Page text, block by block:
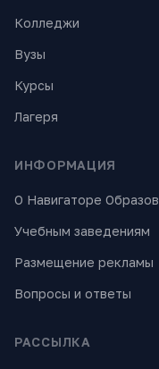
Колледжи
Вузы
Курсы
Лагеря
ИНФОРМАЦИЯ
О Навигаторе
Учебным заведениям
Размещение рекламы
Вопросы и ответы
РАССЫЛКА